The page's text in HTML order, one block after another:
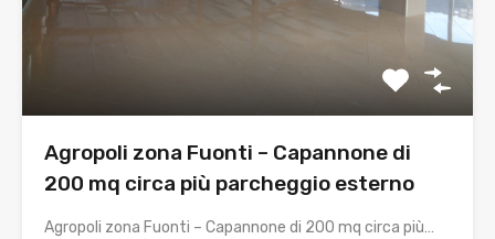
Agropoli zona Fuonti – Capannone di
200 mq circa più parcheggio esterno
Agropoli zona Fuonti – Capannone di 200 mq circa più…